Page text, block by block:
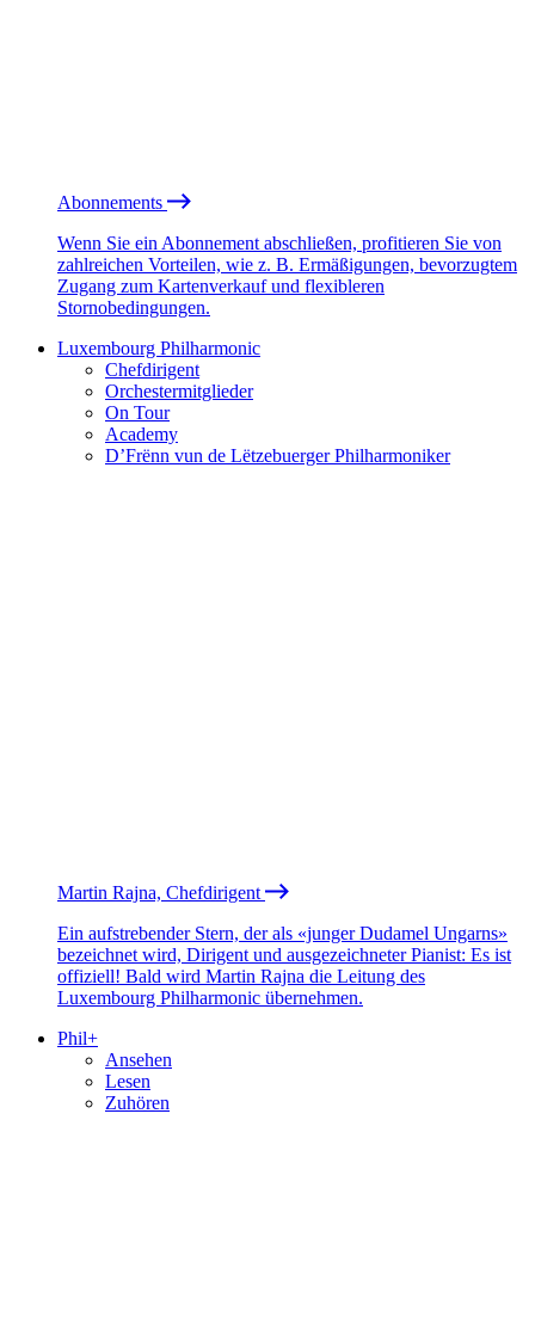
Abonnements
Wenn Sie ein Abonnement abschließen, profitieren Sie von
zahlreichen Vorteilen, wie z. B. Ermäßigungen, bevorzugtem
Zugang zum Kartenverkauf und flexibleren
Stornobedingungen.
Luxembourg Philharmonic
Chefdirigent
Orchestermitglieder
On Tour
Academy
D’Frënn vun de Lëtzebuerger Philharmoniker
Martin Rajna, Chefdirigent
Ein aufstrebender Stern, der als «junger Dudamel Ungarns»
bezeichnet wird, Dirigent und ausgezeichneter Pianist: Es ist
offiziell! Bald wird Martin Rajna die Leitung des
Luxembourg Philharmonic übernehmen.
Phil+
Ansehen
Lesen
Zuhören